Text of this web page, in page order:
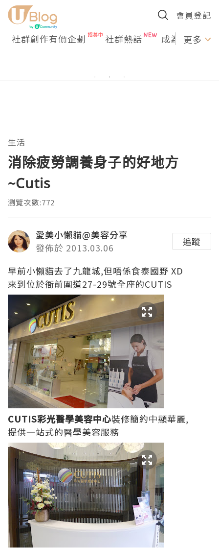
會員登記
社群創作有價企劃 社群熱話 成為U更多
生活
消除疲勞調養身子的好地方
~Cutis
瀏覽次數:772
愛美小懶貓@美容分享
發佈於 2013.03.06
追蹤
早前小懶貓去了九龍城,但唔係食泰國野 XD
來到位於衙前圍道27-29號全座的CUTIS
CUTIS彩光醫學美容中心裝修簡約中顯華麗,
提供一站式的醫學美容服務